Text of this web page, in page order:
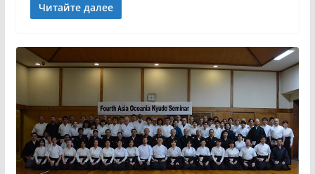
Читайте далее